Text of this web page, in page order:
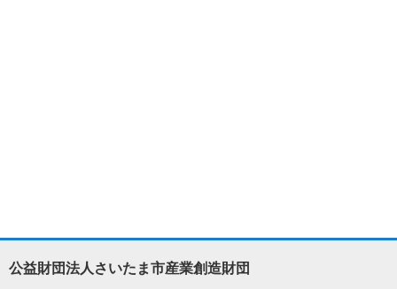
公益財団法人さいたま市産業創造財団